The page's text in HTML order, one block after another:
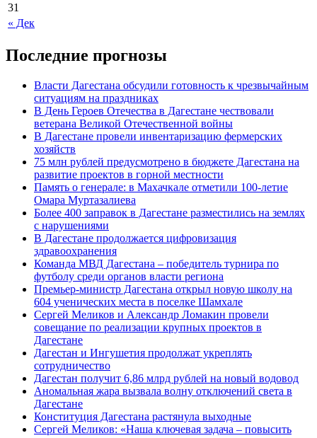
« Дек
31
Последние прогнозы
Власти Дагестана обсудили готовность к чрезвычайным
ситуациям на праздниках
В День Героев Отечества в Дагестане чествовали
ветерана Великой Отечественной войны
В Дагестане провели инвентаризацию фермерских
хозяйств
75 млн рублей предусмотрено в бюджете Дагестана на
развитие проектов в горной местности
Память о генерале: в Махачкале отметили 100-летие
Омара Муртазалиева
Более 400 заправок в Дагестане разместились на землях
с нарушениями
В Дагестане продолжается цифровизация
здравоохранения
Команда МВД Дагестана – победитель турнира по
футболу среди органов власти региона
Премьер-министр Дагестана открыл новую школу на
604 ученических места в поселке Шамхале
Сергей Меликов и Александр Ломакин провели
совещание по реализации крупных проектов в
Дагестане
Дагестан и Ингушетия продолжат укреплять
сотрудничество
Дагестан получит 6,86 млрд рублей на новый водовод
Аномальная жара вызвала волну отключений света в
Дагестане
Конституция Дагестана растянула выходные
Сергей Меликов: «Наша ключевая задача – повысить